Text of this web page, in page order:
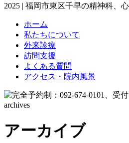
2025 | 福岡市東区千早の精神科、
ホーム
私たちについて
外来診療
訪問支援
よくある質問
アクセス・院内風景
archives
アーカイブ